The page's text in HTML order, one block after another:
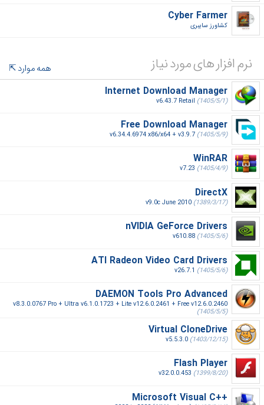
Cyber Farmer
کشاورز سایبری‎
نرم افزار های مورد نیاز
همه موارد
Internet Download Manager
v6.43.7 Retail (1405/5/1)
Free Download Manager
v6.34.4.6974 x86/x64 + v3.9.7 (1405/5/9)
WinRAR
v7.23 (1405/4/9)
DirectX
v9.0c June 2010 (1389/3/17)
nVIDIA GeForce Drivers
v610.88 (1405/5/6)
ATI Radeon Video Card Drivers
v26.7.1 (1405/5/6)
DAEMON Tools Pro Advanced
v8.3.0.0767 Pro + Ultra v6.1.0.1723 + Lite v12.6.0.2461 + Free v12.6.0.2460
(1405/5/5)
Virtual CloneDrive
v5.5.3.0 (1403/12/15)
Flash Player
v32.0.0.453 (1399/8/20)
Microsoft Visual C++‎